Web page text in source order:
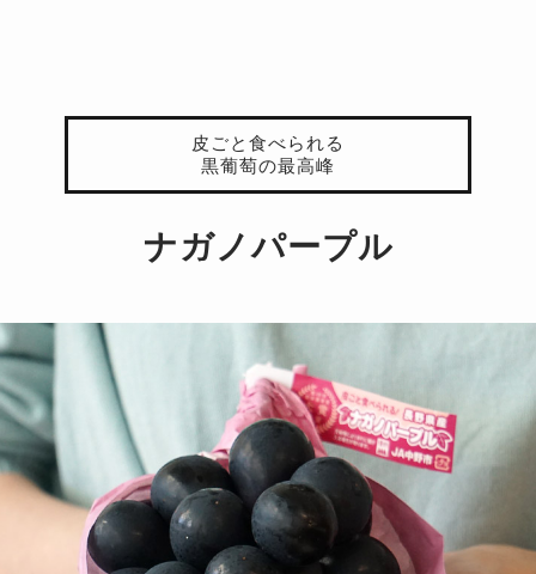
皮ごと食べられる
黒葡萄の最高峰
ナガノパープル